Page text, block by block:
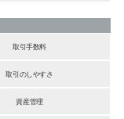
取引手数料
取引のしやすさ
資産管理